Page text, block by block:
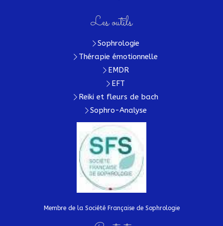
Les outils
Sophrologie
Thérapie émotionnelle
EMDR
EFT
Reiki et fleurs de bach
Sophro-Analyse
Membre de la Société Française de Sophrologie